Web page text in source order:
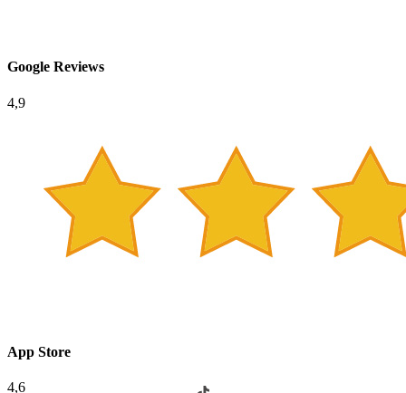
Google Reviews
4,9
App Store
4,6